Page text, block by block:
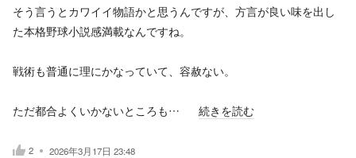
そう言うとカワイイ物語かと思うんですが、方言が良い味を出し
た本格野球小説感満載なんですね。
戦術も普通に理にかなっていて、容赦ない。
ただ都合よくいかないところも… 続きを読む
2 2026年3月17日 23:48